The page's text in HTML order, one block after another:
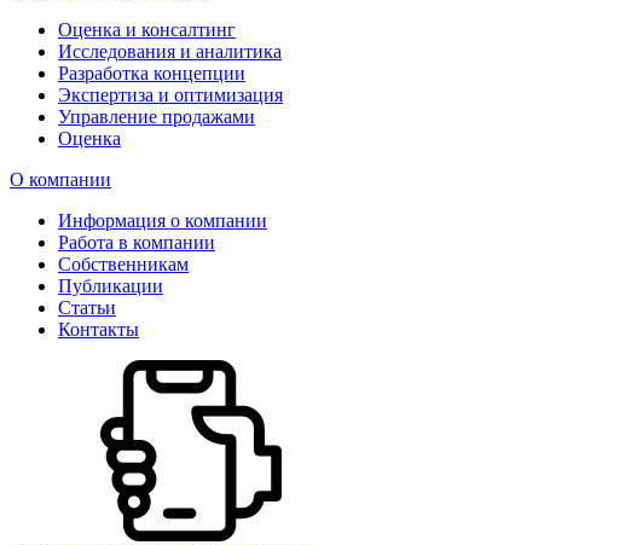
Оценка и консалтинг
Исследования и аналитика
Разработка концепции
Экспертиза и оптимизация
Управление продажами
Оценка
О компании
Информация о компании
Работа в компании
Собственникам
Публикации
Статьи
Контакты